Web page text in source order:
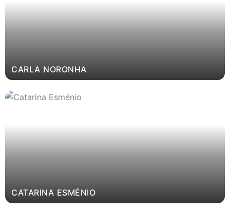
CARLA NORONHA
CATARINA ESMÉNIO